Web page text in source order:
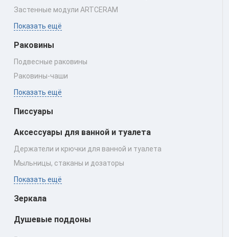
Застенные модули ARTCERAM
Показать ещё
Раковины
Подвесные раковины
Раковины‑чаши
Показать ещё
Писсуары
Аксессуары для ванной и туалета
Держатели и крючки для ванной и туалета
Мыльницы, стаканы и дозаторы
Показать ещё
Зеркала
Душевые поддоны